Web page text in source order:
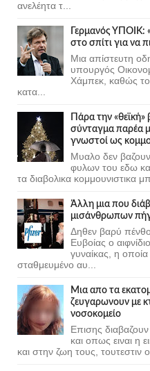
ανελέητα τ...
Γερμανός ΥΠΟΙΚ:
στο σπίτι για να
Μια απίστευτη
υπουργός
Χάμπεκ, καθώς
κατα...
Πάρα την
σύνταγμα παρέα
γνωστοί ως
Μυαλο δεν βαζουν
φυλων του εδω
τα διαβολικα κομμουνιστικα
Άλλη μια που
μισάνθρωπων
Δηθεν βαρύ
Ευβοίας ο
γυναίκας, η
σταθμευμένο αυ...
Μια απο τα
ζευγαρωνουν με
νοσοκομείο
Επισης
και οπως ειναι η
και στην ζωη τους, τουτεστιν